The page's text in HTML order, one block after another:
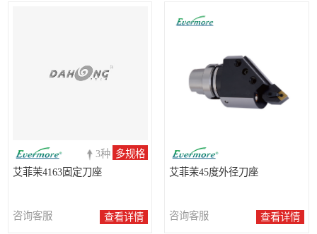
3种 多规格
艾菲茉4163固定刀座
咨询客服 查看详情
艾菲茉45度外径刀座
咨询客服 查看详情